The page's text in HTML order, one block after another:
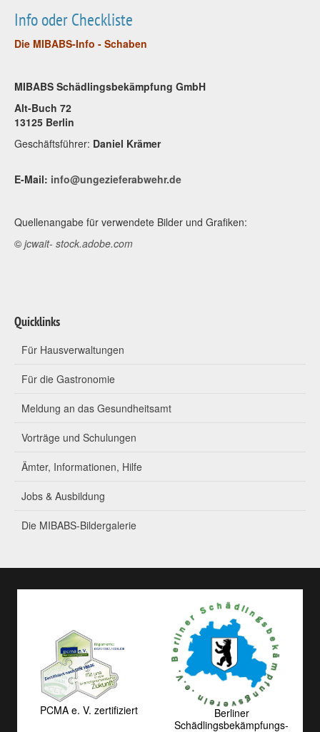
Info oder Checkliste
Die MIBABS-Info - Schaben
MIBABS Schädlingsbekämpfung GmbH
Alt-Buch 72
13125 Berlin
Geschäftsführer: Daniel Krämer
E-Mail: info@ungezieferabwehr.de
Quellenangabe für verwendete Bilder und Grafiken:
© jcwait- stock.adobe.com
Quicklinks
Für Hausverwaltungen
Für die Gastronomie
Meldung an das Gesundheitsamt
Vorträge und Schulungen
Ämter, Informationen, Hilfe
Jobs & Ausbildung
Die MIBABS-Bildergalerie
PCMA e. V. zertifiziert
Berliner
Schädlingsbekämpfungs­